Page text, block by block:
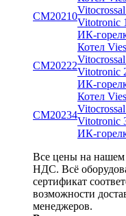
CM20210
Vitotronic
ИК-
CM20222
Котел
Vitotronic
ИК-
CM20234
Котел
Vitotronic
ИК-
Все цены на нашем
НДС. Всё
сертификат
возможности
менеджеров.